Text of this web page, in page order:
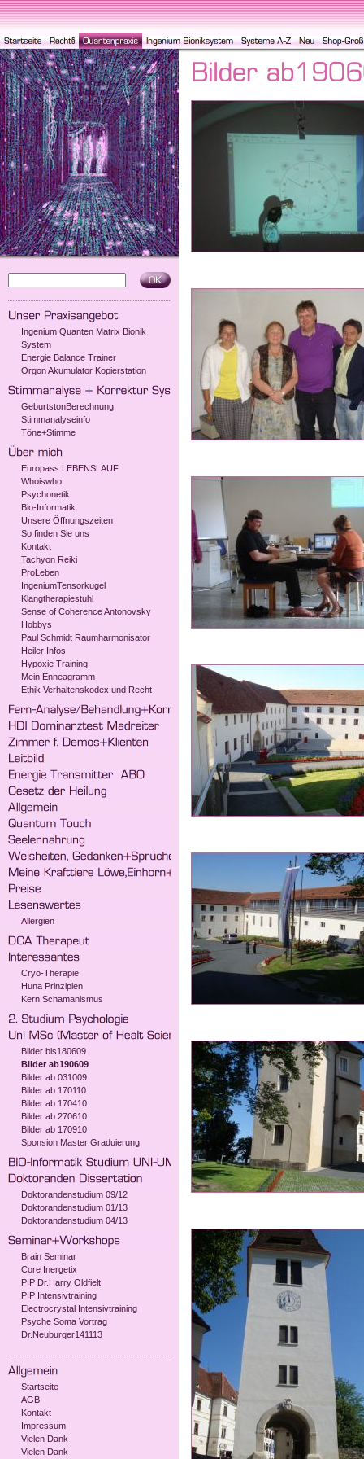
Ingenium Quanten Matrix Bionik
System
Energie Balance Trainer
Orgon Akumulator Kopierstation
GeburtstonBerechnung
Stimmanalyseinfo
Töne+Stimme
Europass LEBENSLAUF
Whoiswho
Psychonetik
Bio-Informatik
Unsere Öffnungszeiten
So finden Sie uns
Kontakt
Tachyon Reiki
ProLeben
IngeniumTensorkugel
Klangtherapiestuhl
Sense of Coherence Antonovsky
Hobbys
Paul Schmidt Raumharmonisator
Heiler Infos
Hypoxie Training
Mein Enneagramm
Ethik Verhaltenskodex und Recht
Allergien
Cryo-Therapie
Huna Prinzipien
Kern Schamanismus
Bilder bis180609
Bilder ab190609
Bilder ab 031009
Bilder ab 170110
Bilder ab 170410
Bilder ab 270610
Bilder ab 170910
Sponsion Master Graduierung
Doktorandenstudium 09/12
Doktorandenstudium 01/13
Doktorandenstudium 04/13
Brain Seminar
Core Inergetix
PIP Dr.Harry Oldfielt
PIP Intensivtraining
Electrocrystal Intensivtraining
Psyche Soma Vortrag
Dr.Neuburger141113
Startseite
AGB
Kontakt
Impressum
Vielen Dank
Vielen Dank